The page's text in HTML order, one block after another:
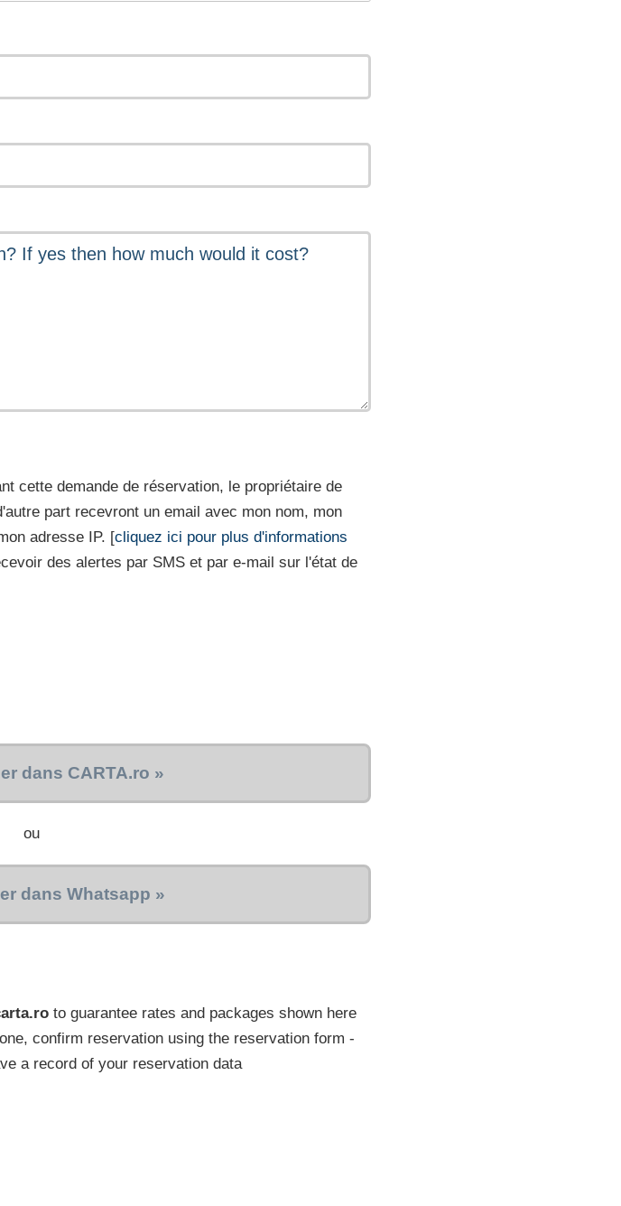
cette demande de réservation, le propriétaire de
part recevront un email avec mon nom, mon
adresse IP. [cliquez ici pour plus d'informations
des alertes par SMS et par e-mail sur l'état de
dans CARTA.ro »
ou
dans Whatsapp »
to guarantee rates and packages shown here
confirm reservation using the reservation form -
a record of your reservation data